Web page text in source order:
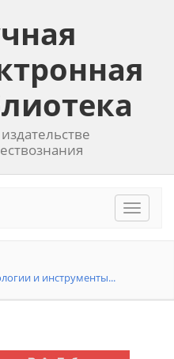
Toggle
и инструменты...